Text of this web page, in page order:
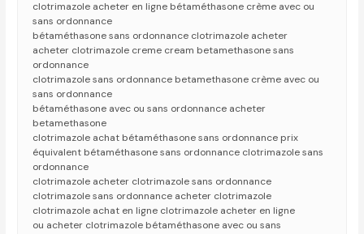
clotrimazole acheter en ligne bétaméthasone crème avec ou
sans ordonnance
bétaméthasone sans ordonnance clotrimazole acheter
acheter clotrimazole creme cream betamethasone sans
ordonnance
clotrimazole sans ordonnance betamethasone crème avec ou
sans ordonnance
bétaméthasone avec ou sans ordonnance acheter
betamethasone
clotrimazole achat bétaméthasone sans ordonnance prix
équivalent bétaméthasone sans ordonnance clotrimazole sans
ordonnance
clotrimazole acheter clotrimazole sans ordonnance
clotrimazole sans ordonnance acheter clotrimazole
clotrimazole achat en ligne clotrimazole acheter en ligne
ou acheter clotrimazole bétaméthasone avec ou sans